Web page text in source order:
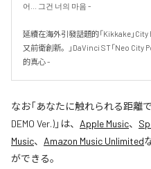
어... 그건 너의 마음 -
延續在海外引發話題的「Kikkake」
又前衛創新。」DaVinci ST「Neo City
的真心 -
なお「あなたに触れられる距離
DEMO Ver.)」は、 Apple Music、
Music、 Amazon Music Unlimited
ができる。